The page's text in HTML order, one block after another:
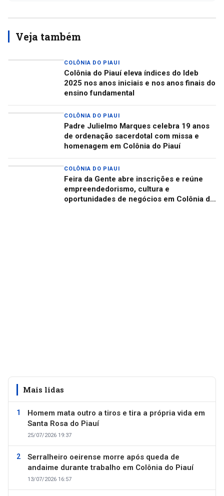
Veja também
COLÔNIA DO PIAUI
Colônia do Piauí eleva índices do Ideb
2025 nos anos iniciais e nos anos finais do
ensino fundamental
COLÔNIA DO PIAUI
Padre Julielmo Marques celebra 19 anos
de ordenação sacerdotal com missa e
homenagem em Colônia do Piauí
COLÔNIA DO PIAUI
Feira da Gente abre inscrições e reúne
empreendedorismo, cultura e
oportunidades de negócios em Colônia do
Mais lidas
Homem mata outro a tiros e tira a própria vida em
Santa Rosa do Piauí
25/07/2026 19:37
Serralheiro oeirense morre após queda de
andaime durante trabalho em Colônia do Piauí
13/07/2026 16:57